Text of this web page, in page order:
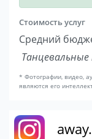
Стоимость услуг
Средний
* Фотографии, видео,
являются его